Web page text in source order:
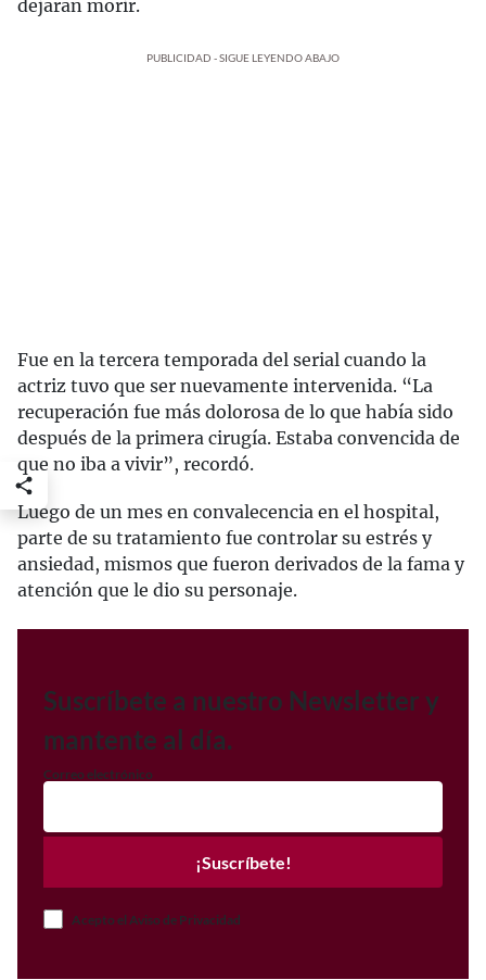
dejaran morir.
PUBLICIDAD - SIGUE LEYENDO ABAJO
Fue en la tercera temporada del serial cuando la
actriz tuvo que ser nuevamente intervenida. “La
recuperación fue más dolorosa de lo que había sido
después de la primera cirugía. Estaba convencida de
que no iba a vivir”, recordó.
Luego de un mes en convalecencia en el hospital,
parte de su tratamiento fue controlar su estrés y
ansiedad, mismos que fueron derivados de la fama y
atención que le dio su personaje.
Suscríbete a nuestro Newsletter y
mantente al día.
Correo electrónico
¡Suscríbete!
Acepto el Aviso de Privacidad